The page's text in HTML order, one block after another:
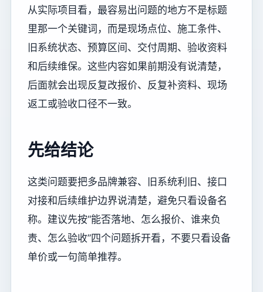
从实际项目看，最容易出问题的地方不是标题
里那一个关键词，而是现场点位、施工条件、
旧系统状态、预算区间、交付周期、验收资料
和后续维保。这些内容如果前期没有说清楚，
后面就会出现反复改报价、反复补资料、现场
返工或验收口径不一致。
先给结论
这类问题要把多品牌兼容、旧系统利旧、接口
对接和后续维护边界说清楚，避免只看设备名
称。建议先按“能否落地、怎么报价、谁来负
责、怎么验收”四个问题拆开看，不要只看设备
单价或一句简单推荐。